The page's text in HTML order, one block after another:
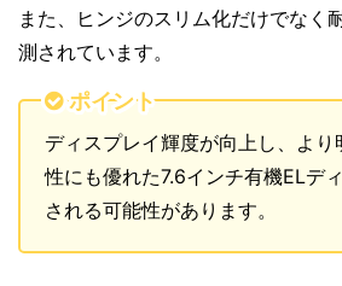
また、ヒンジのスリム化だけでなく
測されています。
ポイント
ディスプレイ輝度が向上し、より
性にも優れた7.6インチ有機ELデ
される可能性があります。